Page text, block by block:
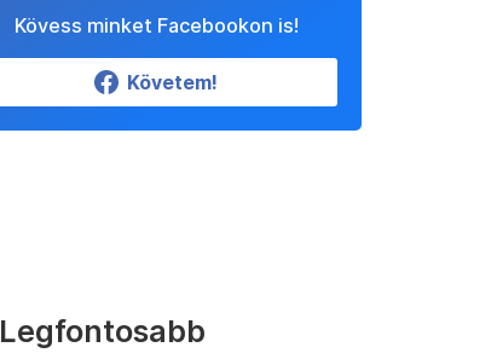
Kövess minket Facebookon is!
Követem!
Legfontosabb